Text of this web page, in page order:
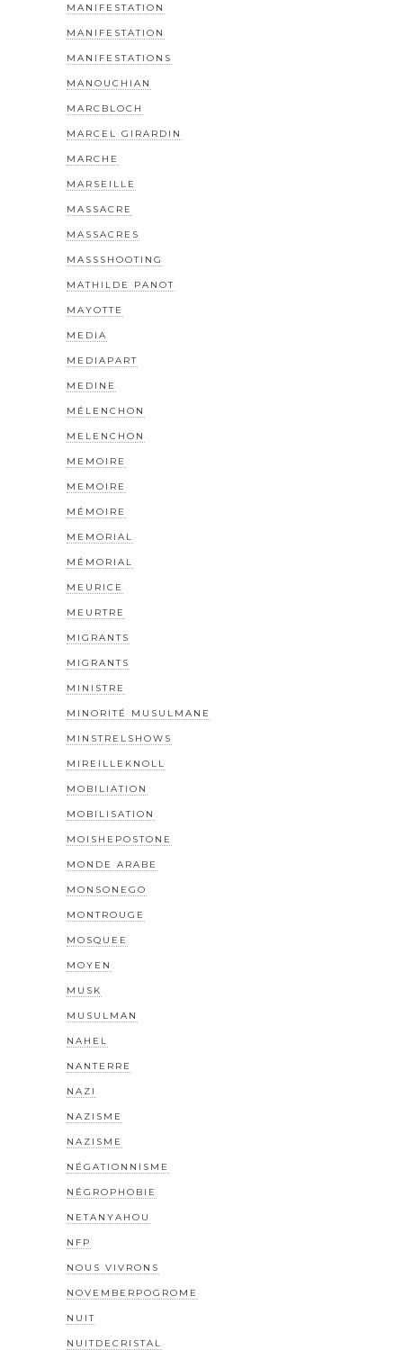
MANIFESTATION
MANIFESTATION
MANIFESTATIONS
MANOUCHIAN
MARCBLOCH
MARCEL GIRARDIN
MARCHE
MARSEILLE
MASSACRE
MASSACRES
MASSSHOOTING
MATHILDE PANOT
MAYOTTE
MEDIA
MEDIAPART
MEDINE
MÉLENCHON
MELENCHON
MEMOIRE
MEMOIRE
MÉMOIRE
MEMORIAL
MÉMORIAL
MEURICE
MEURTRE
MIGRANTS
MIGRANTS
MINISTRE
MINORITÉ MUSULMANE
MINSTRELSHOWS
MIREILLEKNOLL
MOBILIATION
MOBILISATION
MOISHEPOSTONE
MONDE ARABE
MONSONEGO
MONTROUGE
MOSQUEE
MOYEN
MUSK
MUSULMAN
NAHEL
NANTERRE
NAZI
NAZISME
NAZISME
NÉGATIONNISME
NÉGROPHOBIE
NETANYAHOU
NFP
NOUS VIVRONS
NOVEMBERPOGROME
NUIT
NUITDECRISTAL